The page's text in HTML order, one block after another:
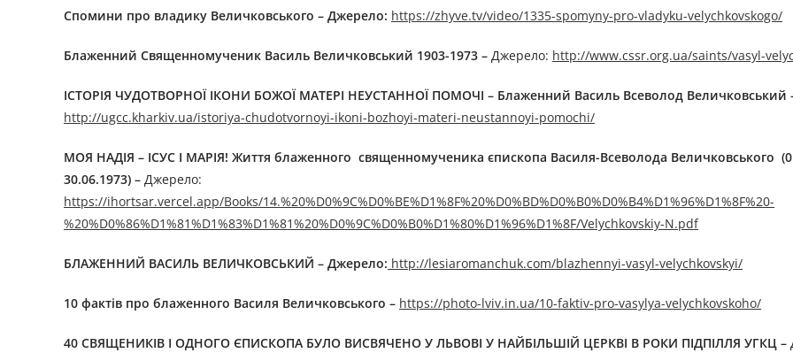
Спомини про владику Величковського – Джерелo: https://zhyve.tv/video/1335-spomyny-pro-vladyku-velychkovskogo/
Блаженний Священномученик Василь Величковський 1903-1973 – Джерелo: http://www.cssr.org.ua/saints/vasyl-
ІСТОРІЯ ЧУДОТВОРНОЇ ІКОНИ БОЖОЇ МАТЕРІ НЕУСТАННОЇ ПОМОЧІ – Блаженний Василь Всеволод Величковський
http://ugcc.kharkiv.ua/istoriya-chudotvornoyi-ikoni-bozhoyi-materi-neustannoyi-pomochi/
МОЯ НАДІЯ – ІСУС І МАРІЯ! Життя блаженного священномученика єпископа Василя-Всеволода Величковського
30.06.1973) – Джерелo:
https://ihortsar.vercel.app/Books/14.%20%D0%9C%D0%BE%D1%8F%20%D0%BD%D0%B0%D0%B4%D1%96%D1%8F%20-
%20%D0%86%D1%81%D1%83%D1%81%20%D0%9C%D0%B0%D1%80%D1%96%D1%8F/Velychkovskiy-N.pdf
БЛАЖЕННИЙ ВАСИЛЬ ВЕЛИЧКОВСЬКИЙ – Джерелo: http://lesiaromanchuk.com/blazhennyi-vasyl-velychkovskyi/
10 фактів про блаженного Василя Величковського – https://photo-lviv.in.ua/10-faktiv-pro-vasylya-velychkovskoho/
40 СВЯЩЕНИКІВ І ОДНОГО ЄПИСКОПА БУЛО ВИСВЯЧЕНО У ЛЬВОВІ У НАЙБІЛЬШІЙ ЦЕРКВІ В РОКИ ПІДПІЛЛЯ УГКЦ –